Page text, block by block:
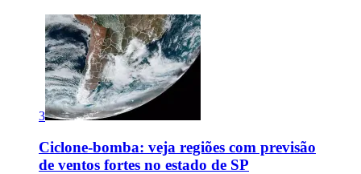
3
Ciclone-bomba: veja regiões com previsão
de ventos fortes no estado de SP